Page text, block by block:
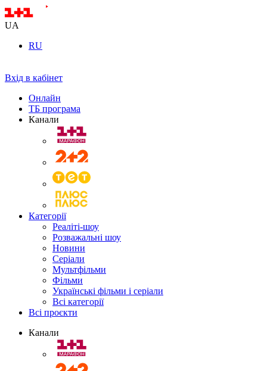
UA
RU
Вхід в кабінет
Онлайн
ТБ програма
Канали
Категорії
Реаліті-шоу
Розважальні шоу
Новини
Серіали
Мультфільми
Фільми
Українські фільми і серіали
Всі категорії
Всі проєкти
Канали